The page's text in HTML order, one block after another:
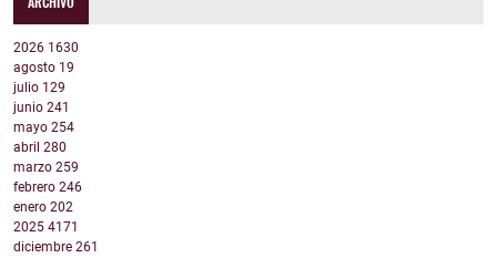
2026 1630
agosto 19
julio 129
junio 241
mayo 254
abril 280
marzo 259
febrero 246
enero 202
2025 4171
diciembre 261